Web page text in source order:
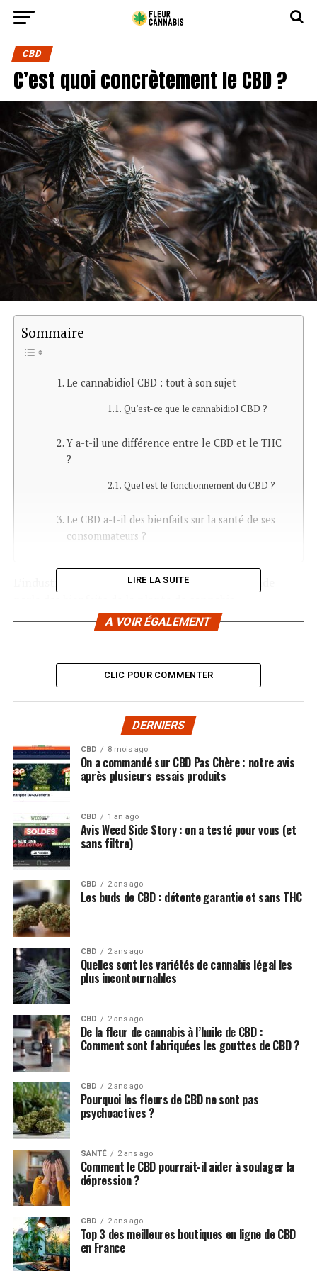
CBD
C’est quoi concrètement le CBD ?
Sommaire
Le cannabidiol CBD : tout à son sujet
Qu’est-ce que le cannabidiol CBD ?
Y a-t-il une différence entre le CBD et le THC
?
Quel est le fonctionnement du CBD ?
Le CBD a-t-il des bienfaits sur la santé de ses
consommateurs ?
L’industrie pharmaceutique partout dans le monde
Depuis maintenant plus d’une centaine d’années,
de cette plante pour tous ses bienfaits, mais de nos
jours, elle a eu tendance à se transformer en véritable
drogue récréative, pouvant avoir des effets désastreux
sur la santé de l’Homme, ce qui a poussé ces industries
là à trouver une alternative beaucoup moins dangereuse
pour la santé, « le CBD. » Le CBD est légal en France, il
est possible de le commercialiser ou même de fabriquer
ses propres produitscosmétiques ou ses propres
infusions à base de cannabidiol.
Nous verrons dans cet article, toutes les
informations
nécessaires
à connaitre sur le cannabidiol.
Le cannabidiol CBD : tout à son
sujet
Lorsque l’on parle de cannabis, on pense directement à
une drogue, alors que ce n’est pas exactement cela.
Le cannabis est une plante à la base très
santéde ses consommateurs, mais dont l’usage a été
détourné, au point de dénaturer en quelque sorte ses
effets positifs, pour les transformer sur le long terme
en effets indésirables.
LIRE LA SUITE
A VOIR ÉGALEMENT
CLIC POUR COMMENTER
DERNIERS
CBD 8 mois ago
On a commandé sur CBD Pas Chère : notre avis
après plusieurs essais produits
CBD 1 an ago
Avis Weed Side Story : on a testé pour vous (et
sans filtre)
CBD 2 ans ago
Les buds de CBD : détente garantie et sans THC
CBD 2 ans ago
Quelles sont les variétés de cannabis légal les
plus incontournables
CBD 2 ans ago
De la fleur de cannabis à l’huile de CBD :
Comment sont fabriquées les gouttes de CBD ?
CBD 2 ans ago
Pourquoi les fleurs de CBD ne sont pas
psychoactives ?
SANTÉ 2 ans ago
Comment le CBD pourrait-il aider à soulager la
dépression ?
CBD 2 ans ago
Top 3 des meilleures boutiques en ligne de CBD
en France